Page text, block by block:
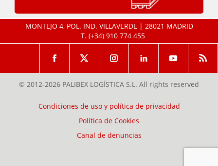
MONTEJO 4, POL. IND. VILLAVERDE | 28021 MADRID
T. (+34) 910 774 455
© 2012-2026 PALIBEX LOGÍSTICA S.L. All rights reserved
Condiciones de uso y política de privacidad
Política de Cookies
Canal de denuncias